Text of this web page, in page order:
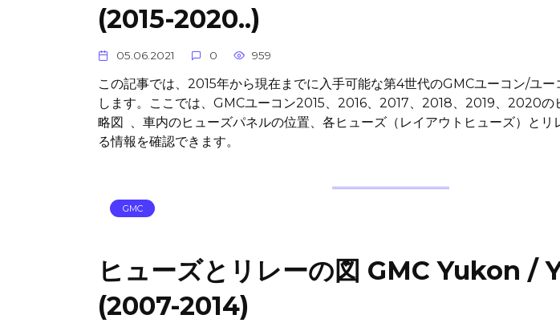
(2015-2020..)
05.06.2021 0 959
この記事では、2015年から現在までに入手可能な第4世代のGMCユーコン/ユー
します。ここでは、GMCユーコン2015、2016、2017、2018、2019、2020の
略図 、車内のヒューズパネルの位置、各ヒューズ（レイアウトヒューズ）とリ
る情報を確認できます。
GMC
ヒューズとリレーの図 GMC Yukon /
(2007-2014)